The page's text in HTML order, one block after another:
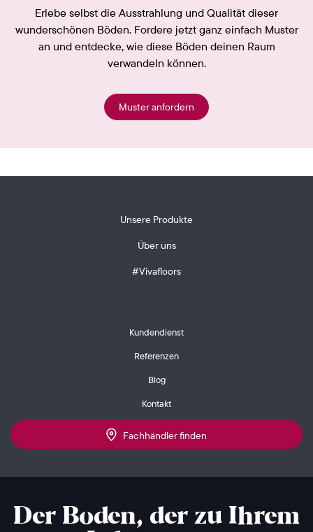
Erlebe selbst die Ausstrahlung und Qualität dieser
wunderschönen Böden. Fordere jetzt ganz einfach Muster
an und entdecke, wie diese Böden deinen Raum
verwandeln können.
Muster anfordern
Unsere Produkte
Über uns
#Vivafloors
Kundendienst
Referenzen
Blog
Kontakt
Fachhändler finden
Der Boden, der zu Ihrem